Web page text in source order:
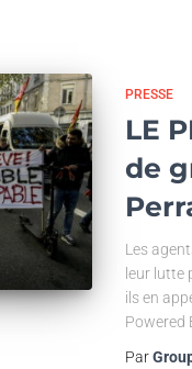
PRESSE
LE
de
Les
leur lutte
ils en
Powered
Par